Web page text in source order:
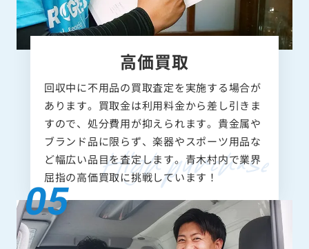
高価買取
回収中に不用品の買取査定を実施する場合が
あります。買取金は利用料金から差し引きま
すので、処分費用が抑えられます。貴金属や
ブランド品に限らず、楽器やスポーツ用品な
ど幅広い品目を査定します。青木村内で業界
屈指の高価買取に挑戦しています！